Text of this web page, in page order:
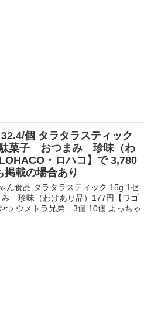
個 タラタラスティック
菓子 おつまみ 珍味（わ
・ロハコ】で 3,780
掲載の場合あり
ん食品 タラタラスティック 15g 1セ
珍味（わけあり品）177円【ワゴ
つ ウメトラ兄弟 3個 10個 よっちゃ